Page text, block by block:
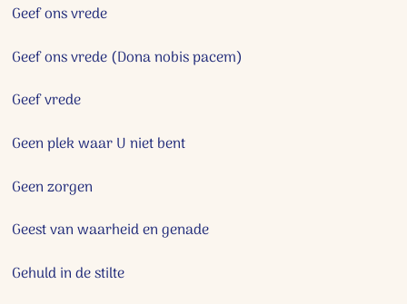
Geef ons vrede
Geef ons vrede (Dona nobis pacem)
Geef vrede
Geen plek waar U niet bent
Geen zorgen
Geest van waarheid en genade
Gehuld in de stilte